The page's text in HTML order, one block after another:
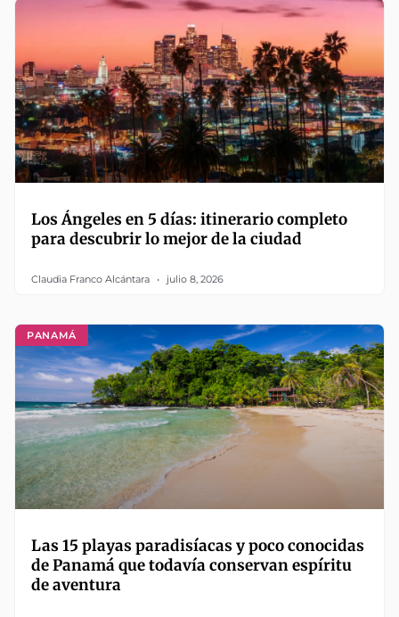
Los Ángeles en 5 días: itinerario completo
para descubrir lo mejor de la ciudad
Claudia Franco Alcántara julio 8, 2026
PANAMÁ
Las 15 playas paradisíacas y poco conocidas
de Panamá que todavía conservan espíritu
de aventura